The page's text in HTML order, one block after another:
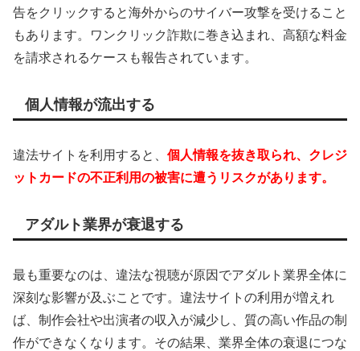
告をクリックすると海外からのサイバー攻撃を受けること
もあります。ワンクリック詐欺に巻き込まれ、高額な料金
を請求されるケースも報告されています。
個人情報が流出する
違法サイトを利用すると、 個人情報を抜き取られ、クレジ
ットカードの不正利用の被害に遭うリスクがあります。
アダルト業界が衰退する
最も重要なのは、違法な視聴が原因でアダルト業界全体に
深刻な影響が及ぶことです。違法サイトの利用が増えれ
ば、制作会社や出演者の収入が減少し、質の高い作品の制
作ができなくなります。その結果、業界全体の衰退につな